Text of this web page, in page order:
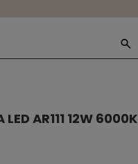
AR111 12W 6000K